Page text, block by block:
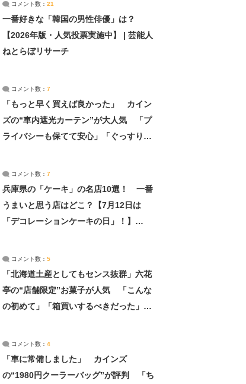
コメント数： 21
一番好きな「韓国の男性俳優」は？
【2026年版・人気投票実施中】 | 芸能人
ねとらぼリサーチ
コメント数： 7
「もっと早く買えば良かった」 カイン
ズの“車内遮光カーテン”が大人気 「プ
ライバシーも保てて安心」「ぐっすり眠
コメント数： 7
兵庫県の「ケーキ」の名店10選！ 一番
うまいと思う店はどこ？【7月12日は
「デコレーションケーキの日」！】
コメント数： 5
「北海道土産としてもセンス抜群」六花
亭の“店舗限定”お菓子が人気 「こんな
の初めて」「箱買いするべきだった」
コメント数： 4
「車に常備しました」 カインズ
の“1980円クーラーバッグ”が評判 「ち